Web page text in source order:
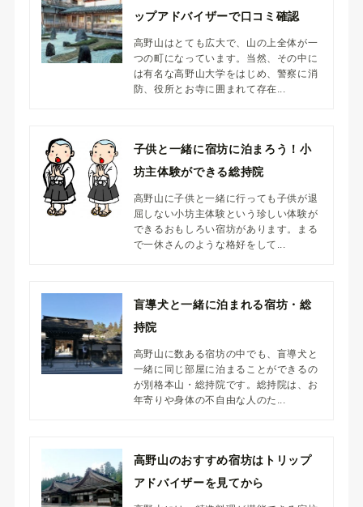
ップアドバイザーで口コミ確認
高野山はとても広大で、山の上全体が一
つの町になっています。当然、その中に
は有名な高野山大学をはじめ、警察に消
防、役所とお寺に囲まれて存在...
子供と一緒に宿坊に泊まろう！小
坊主体験ができる総持院
高野山に子供と一緒に行っても子供が退
屈しない小坊主体験という珍しい体験が
できるおもしろい宿坊があります。まる
で一休さんのような格好をして...
盲導犬と一緒に泊まれる宿坊・総
持院
高野山に数ある宿坊の中でも、盲導犬と
一緒に同じ部屋に泊まることができるの
が別格本山・総持院です。総持院は、お
年寄りや身体の不自由な人のた...
高野山のおすすめ宿坊はトリップ
アドバイザーを見てから